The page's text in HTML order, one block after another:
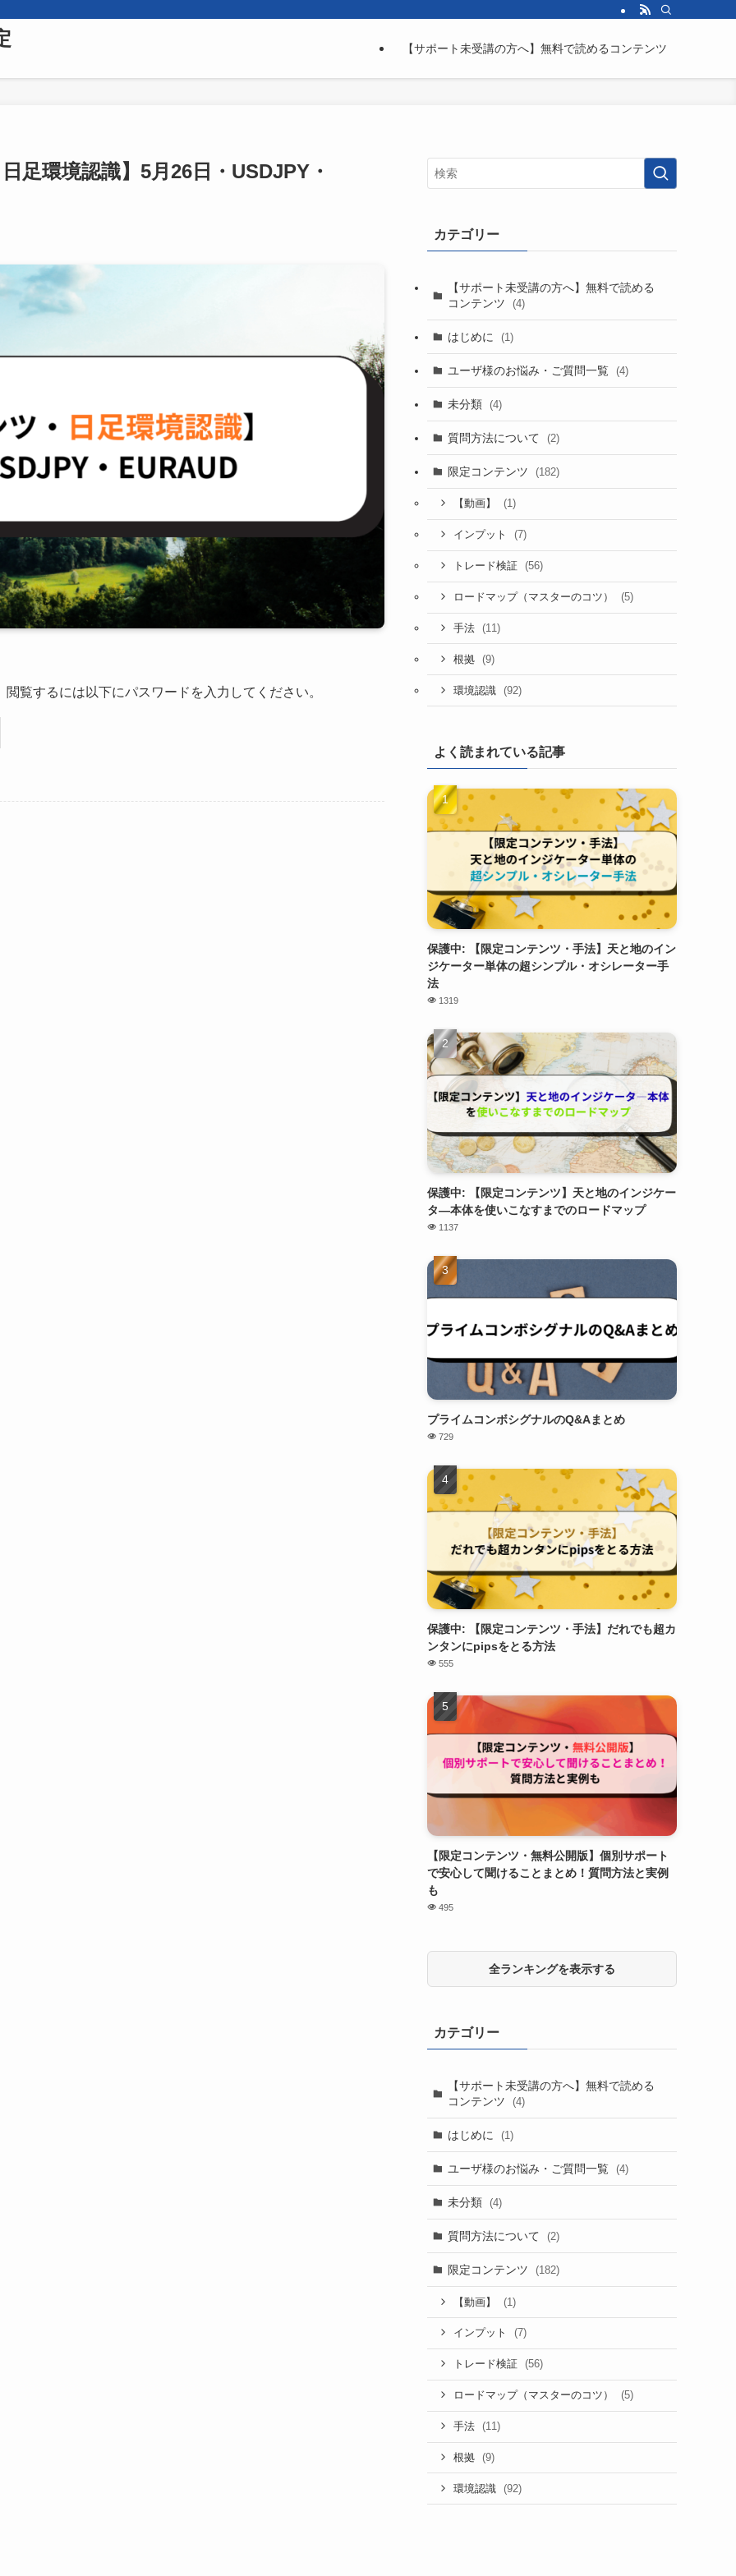
【サポート未受講の方へ】無料で読めるコンテンツ
足環境認識】5月26日・USDJPY・
覧するには以下にパスワードを入力してください。
カテゴリー
【サポート未受講の方へ】無料で読める
コンテンツ
(4)
はじめに (1)
ユーザ様のお悩み・ご質問一覧 (4)
未分類 (4)
質問方法について (2)
限定コンテンツ (182)
【動画】 (1)
インプット (7)
トレード検証 (56)
ロードマップ（マスターのコツ） (5)
手法 (11)
根拠 (9)
環境認識 (92)
よく読まれている記事
保護中: 【限定コンテンツ・手法】天と地のイン
ジケーター単体の超シンプル・オシレーター手
法
1319
保護中: 【限定コンテンツ】天と地のインジケー
タ―本体を使いこなすまでのロードマップ
1137
プライムコンボシグナルのQ&Aまとめ
729
保護中: 【限定コンテンツ・手法】だれでも超カ
ンタンにpipsをとる方法
555
【限定コンテンツ・無料公開版】個別サポート
で安心して聞けることまとめ！質問方法と実例
も
495
全ランキングを表示する
カテゴリー
【サポート未受講の方へ】無料で読める
コンテンツ
(4)
はじめに (1)
ユーザ様のお悩み・ご質問一覧 (4)
未分類 (4)
質問方法について (2)
限定コンテンツ (182)
【動画】 (1)
インプット (7)
トレード検証 (56)
ロードマップ（マスターのコツ） (5)
手法 (11)
根拠 (9)
環境認識 (92)